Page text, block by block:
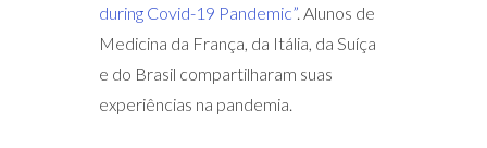
during Covid-19 Pandemic”. Alunos de
Medicina da França, da Itália, da Suíça
e do Brasil compartilharam suas
experiências na pandemia.